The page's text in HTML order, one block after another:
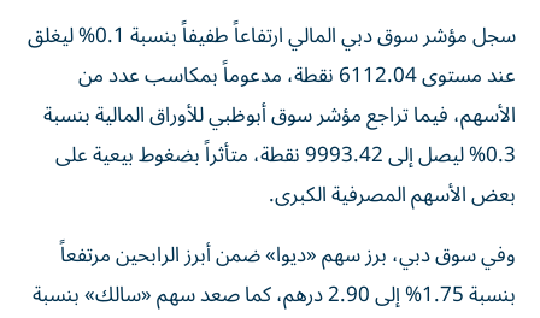
سجل مؤشر سوق دبي المالي ارتفاعاً طفيفاً بنسبة 0.1% ليغلق
عند مستوى 6112.04 نقطة، مدعوماً بمكاسب عدد من
الأسهم، فيما تراجع مؤشر سوق أبوظبي للأوراق المالية بنسبة
0.3% ليصل إلى 9993.42 نقطة، متأثراً بضغوط بيعية على
بعض الأسهم المصرفية الكبرى.
وفي سوق دبي، برز سهم «ديوا» ضمن أبرز الرابحين مرتفعاً
بنسبة 1.75% إلى 2.90 درهم، كما صعد سهم «سالك» بنسبة